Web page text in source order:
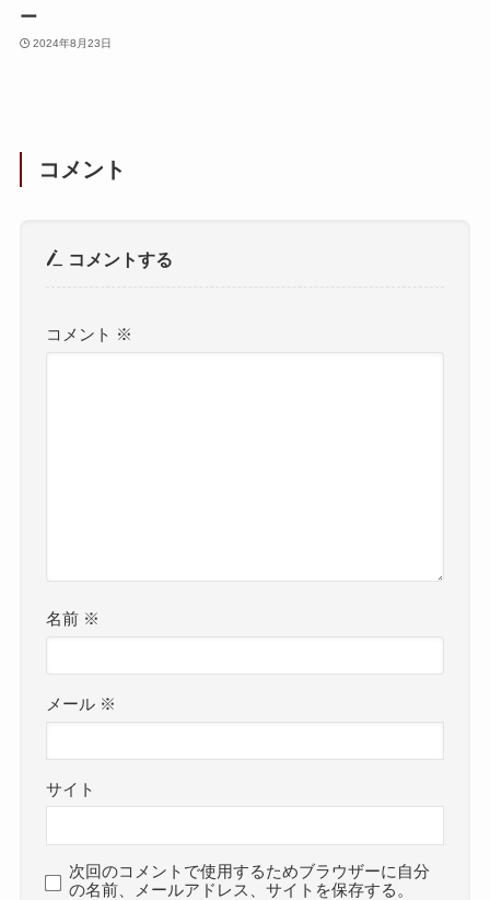
ー
2024年8月23日
コメント
コメントする
コメント ※
名前 ※
メール ※
サイト
次回のコメントで使用するためブラウザーに自分
の名前、メールアドレス、サイトを保存する。